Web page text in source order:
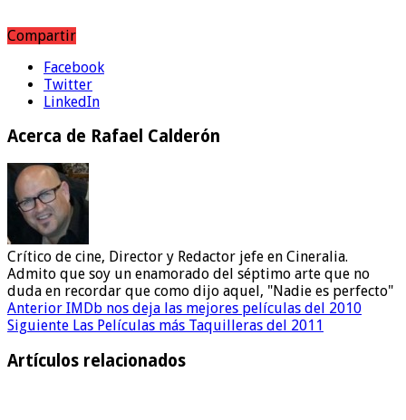
Compartir
Facebook
Twitter
LinkedIn
Acerca de Rafael Calderón
Crítico de cine, Director y Redactor jefe en Cineralia.
Admito que soy un enamorado del séptimo arte que no
duda en recordar que como dijo aquel, "Nadie es perfecto"
Anterior IMDb nos deja las mejores películas del 2010
Siguiente Las Películas más Taquilleras del 2011
Artículos relacionados